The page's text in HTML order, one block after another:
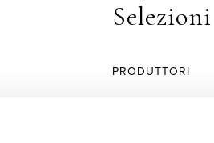
Selezioni
PRODUTTORI